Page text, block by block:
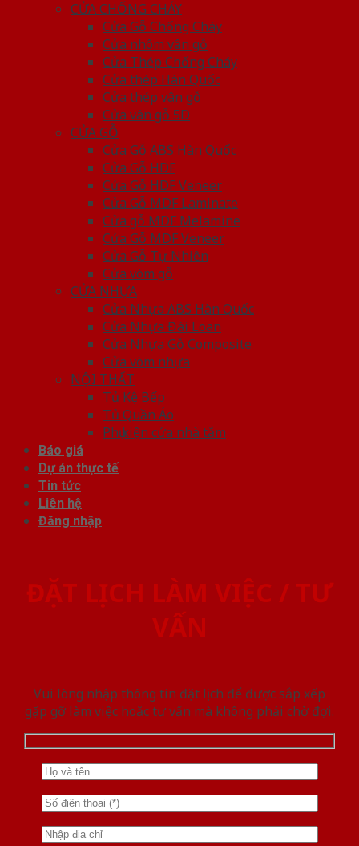
CỬA CHỐNG CHÁY
Cửa Gỗ Chống Cháy
Cửa nhôm vân gỗ
Cửa Thép Chống Cháy
Cửa thép Hàn Quốc
Cửa thép vân gỗ
Cửa vân gỗ 5D
CỬA GỖ
Cửa Gỗ ABS Hàn Quốc
Cửa Gỗ HDF
Cửa Gỗ HDF Veneer
Cửa Gỗ MDF Laminate
Cửa gỗ MDF Melamine
Cửa Gỗ MDF Veneer
Cửa Gỗ Tự Nhiên
Cửa vòm gỗ
CỬA NHỰA
Cửa Nhựa ABS Hàn Quốc
Cửa Nhựa Đài Loan
Cửa Nhựa Gỗ Composite
Cửa vòm nhựa
NỘI THẤT
Tủ Kệ Bếp
Tủ Quần Áo
Phụ kiện cửa nhà tắm
Báo giá
Dự án thực tế
Tin tức
Liên hệ
Đăng nhập
ĐẶT LỊCH LÀM VIỆC / TƯ
VẤN
Vui lòng nhập thông tin đặt lịch để được sắp xếp
gặp gỡ làm việc hoăc tư vấn mà không phải chờ đợi.